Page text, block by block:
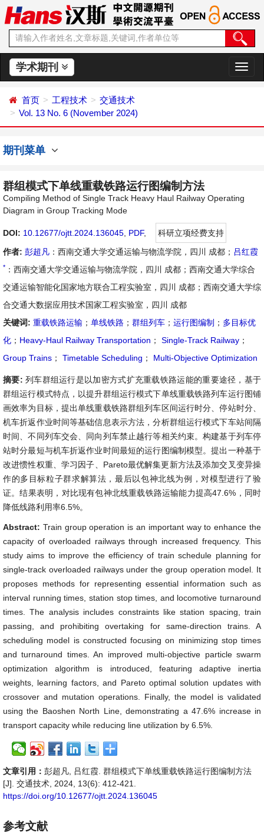
学术期刊
切
换
首页 工程技术
交通技术
Vol. 13 No. 6 (November 2024)
期刊菜单
群组模式下单线重载铁路运行图编制方法
Compiling Method of Single Track Heavy Haul Railway Operating
Diagram in Group Tracking Mode
DOI: 10.12677/ojtt.2024.136045 PDF,
科研立项经费支持
作者: 彭超凡 ：西南交通大学交通运输与物流学院，四川 成都； 吕红霞
* ：西南交通大学交通运输与物流学院，四川 成都；西南交通大学综合
交通运输智能化国家地方联合工程实验室，四川 成都；西南交通大学综
合交通大数据应用技术国家工程实验室，四川 成都
关键词: 重载铁路运输 ； 单线铁路 ； 群组列车 ； 运行图编制 ； 多目标优
化 ； Heavy-Haul Railway Transportation ； Single-Track Railway ；
Group Trains ； Timetable Scheduling ； Multi-Objective Optimization
摘要: 列车群组运行是以加密方式扩充重载铁路运能的重要途径，基于
群组运行模式特点，以提升群组运行模式下单线重载铁路列车运行图铺
画效率为目标，提出单线重载铁路群组列车区间运行时分、停站时分、
机车折返作业时间等基础信息表示方法，分析群组运行模式下车站间隔
时间、不同列车交会、同向列车禁止越行等相关约束。构建基于列车停
站时分最短与机车折返作业时间最短的运行图编制模型。提出一种基于
改进惯性权重、学习因子、Pareto最优解集更新方法及添加交叉变异操
作的多目标粒子群求解算法，最后以包神北线为例，对模型进行了验
证。结果表明，对比现有包神北线重载铁路运输能力提高47.6%，同时
降低线路利用率6.5%。
Abstract: Train group operation is an important way to enhance the
capacity of overloaded railways through increased frequency. This
study aims to improve the efficiency of train schedule planning for
single-track overloaded railways under the group operation model. It
proposes methods for representing essential information such as
interval running times, station stop times, and locomotive turnaround
times. The analysis includes constraints like station spacing, train
passing, and prohibiting overtaking for same-direction trains. A
scheduling model is constructed focusing on minimizing stop times
and turnaround times. An improved multi-objective particle swarm
optimization algorithm is introduced, featuring adaptive inertia
weights, learning factors, and Pareto optimal solution updates with
crossover and mutation operations. Finally, the model is validated
using the Baoshen North Line, demonstrating a 47.6% increase in
transport capacity while reducing line utilization by 6.5%.
文章引用： 彭超凡, 吕红霞. 群组模式下单线重载铁路运行图编制方法
[J]. 交通技术, 2024, 13(6): 412-421.
https://doi.org/10.12677/ojtt.2024.136045
参考文献